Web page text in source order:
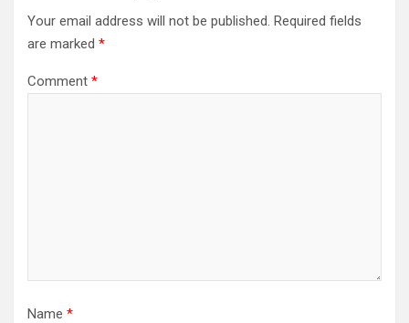
Your email address will not be published. Required fields
are marked *
Comment *
Name *